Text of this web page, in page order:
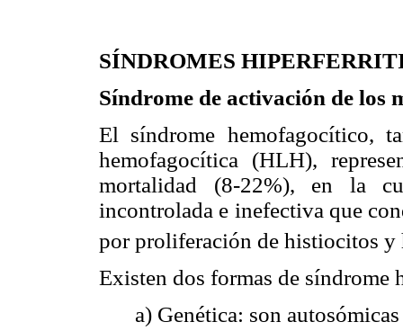
SÍNDROMES
Síndrome de activación de los
El síndrome hemofagocítico,
hemofagocítica (HLH),
mortalidad (8-22%), en la
incontrolada e inefectiva que
por proliferación de histiocitos y
Existen dos formas de síndrome
a) Genética: son